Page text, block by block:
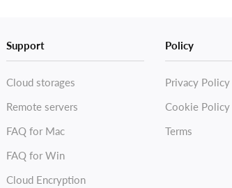
Support
Cloud storages
Remote servers
FAQ for Mac
FAQ for Win
Cloud Encryption
Policy
Privacy Policy
Cookie Policy
Terms